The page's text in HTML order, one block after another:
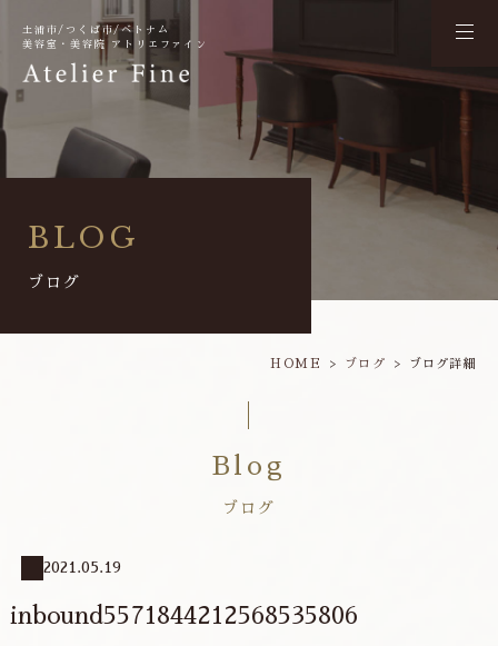
土浦市/つくば市/ベトナム
美容室・美容院 アトリエファイン
BLOG
ブログ
HOME ブログ ブログ詳細
Blog
ブログ
2021.05.19
inbound5571844212568535806